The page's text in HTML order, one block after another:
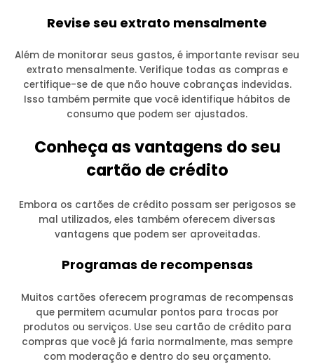
Revise seu extrato mensalmente
Além de monitorar seus gastos, é importante revisar seu
extrato mensalmente. Verifique todas as compras e
certifique-se de que não houve cobranças indevidas.
Isso também permite que você identifique hábitos de
consumo que podem ser ajustados.
Conheça as vantagens do seu
cartão de crédito
Embora os cartões de crédito possam ser perigosos se
mal utilizados, eles também oferecem diversas
vantagens que podem ser aproveitadas.
Programas de recompensas
Muitos cartões oferecem programas de recompensas
que permitem acumular pontos para trocas por
produtos ou serviços. Use seu cartão de crédito para
compras que você já faria normalmente, mas sempre
com moderação e dentro do seu orçamento.